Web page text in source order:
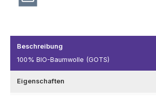
Beschreibung
100% BIO-Baumwolle (GOTS)
Eigenschaften